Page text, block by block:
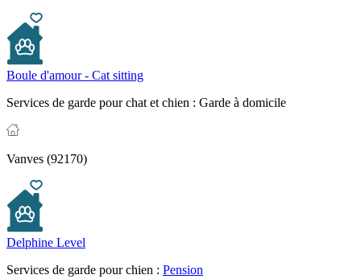
Boule d'amour - Cat sitting
Services de garde pour chat et chien : Garde à domicile
Vanves (92170)
Delphine Level
Services de garde pour chien : Pension